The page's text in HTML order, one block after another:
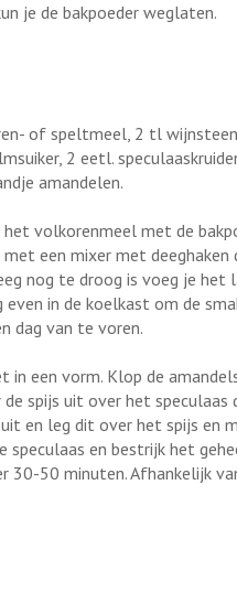
je de bakpoeder weglaten.
of speltmeel, 2 tl
2 eetl.
amandelen.
het volkorenmeel met de
een mixer met deeghaken
nog te droog is voeg je het
in de koelkast om de
dag van te voren.
in een vorm. Klop de
spijs uit over het
en leg dit over het spijs en
en bestrijk het
30-50 minuten. Afhankelijk